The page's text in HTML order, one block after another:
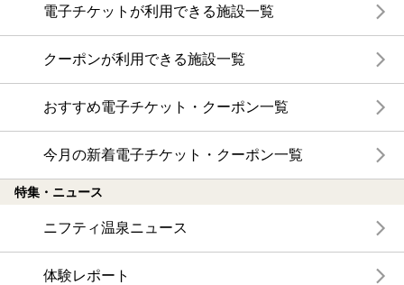
電子チケットが利用できる施設一覧
クーポンが利用できる施設一覧
おすすめ電子チケット・クーポン一覧
今月の新着電子チケット・クーポン一覧
特集・ニュース
ニフティ温泉ニュース
体験レポート